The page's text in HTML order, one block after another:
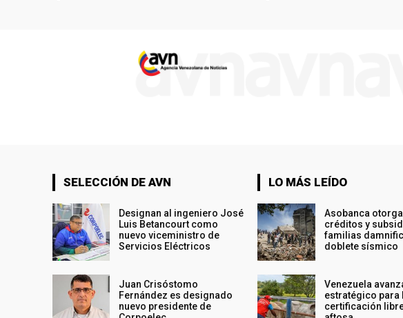
SELECCIÓN DE AVN
Designan al ingeniero José
Luis Betancourt como
nuevo viceministro de
Servicios Eléctricos
Juan Crisóstomo
Fernández es designado
nuevo presidente de
LO MÁS LEÍDO
Asobanca
créditos y
familias
doblete sísmico
Venezuela
estratégico para
certificación